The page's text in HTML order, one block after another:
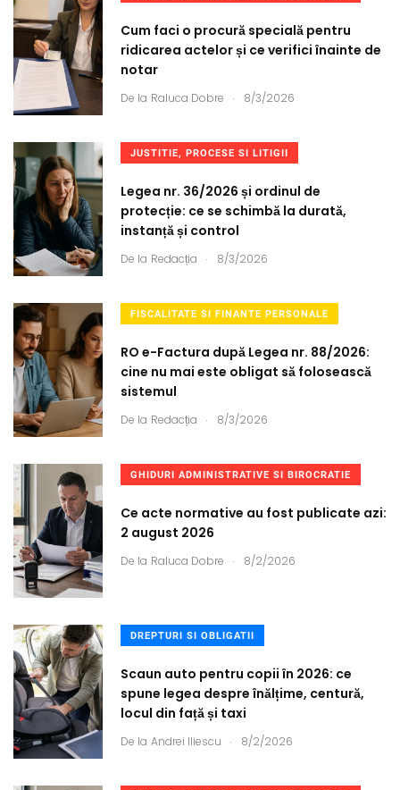
Cum faci o procură specială pentru
ridicarea actelor și ce verifici înainte de
notar
De la Raluca Dobre . 8/3/2026
JUSTITIE, PROCESE SI LITIGII
Legea nr. 36/2026 și ordinul de
protecție: ce se schimbă la durată,
instanță și control
De la Redacția . 8/3/2026
FISCALITATE SI FINANTE PERSONALE
RO e-Factura după Legea nr. 88/2026:
cine nu mai este obligat să folosească
sistemul
De la Redacția . 8/3/2026
GHIDURI ADMINISTRATIVE SI BIROCRATIE
Ce acte normative au fost publicate azi:
2 august 2026
De la Raluca Dobre . 8/2/2026
DREPTURI SI OBLIGATII
Scaun auto pentru copii în 2026: ce
spune legea despre înălțime, centură,
locul din față și taxi
De la Andrei Iliescu . 8/2/2026